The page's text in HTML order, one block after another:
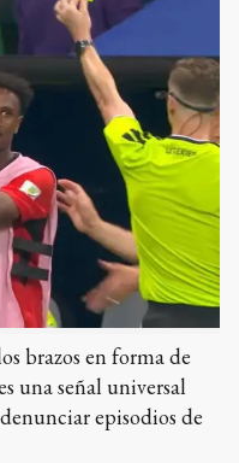
brazos en forma de
una señal universal
episodios de